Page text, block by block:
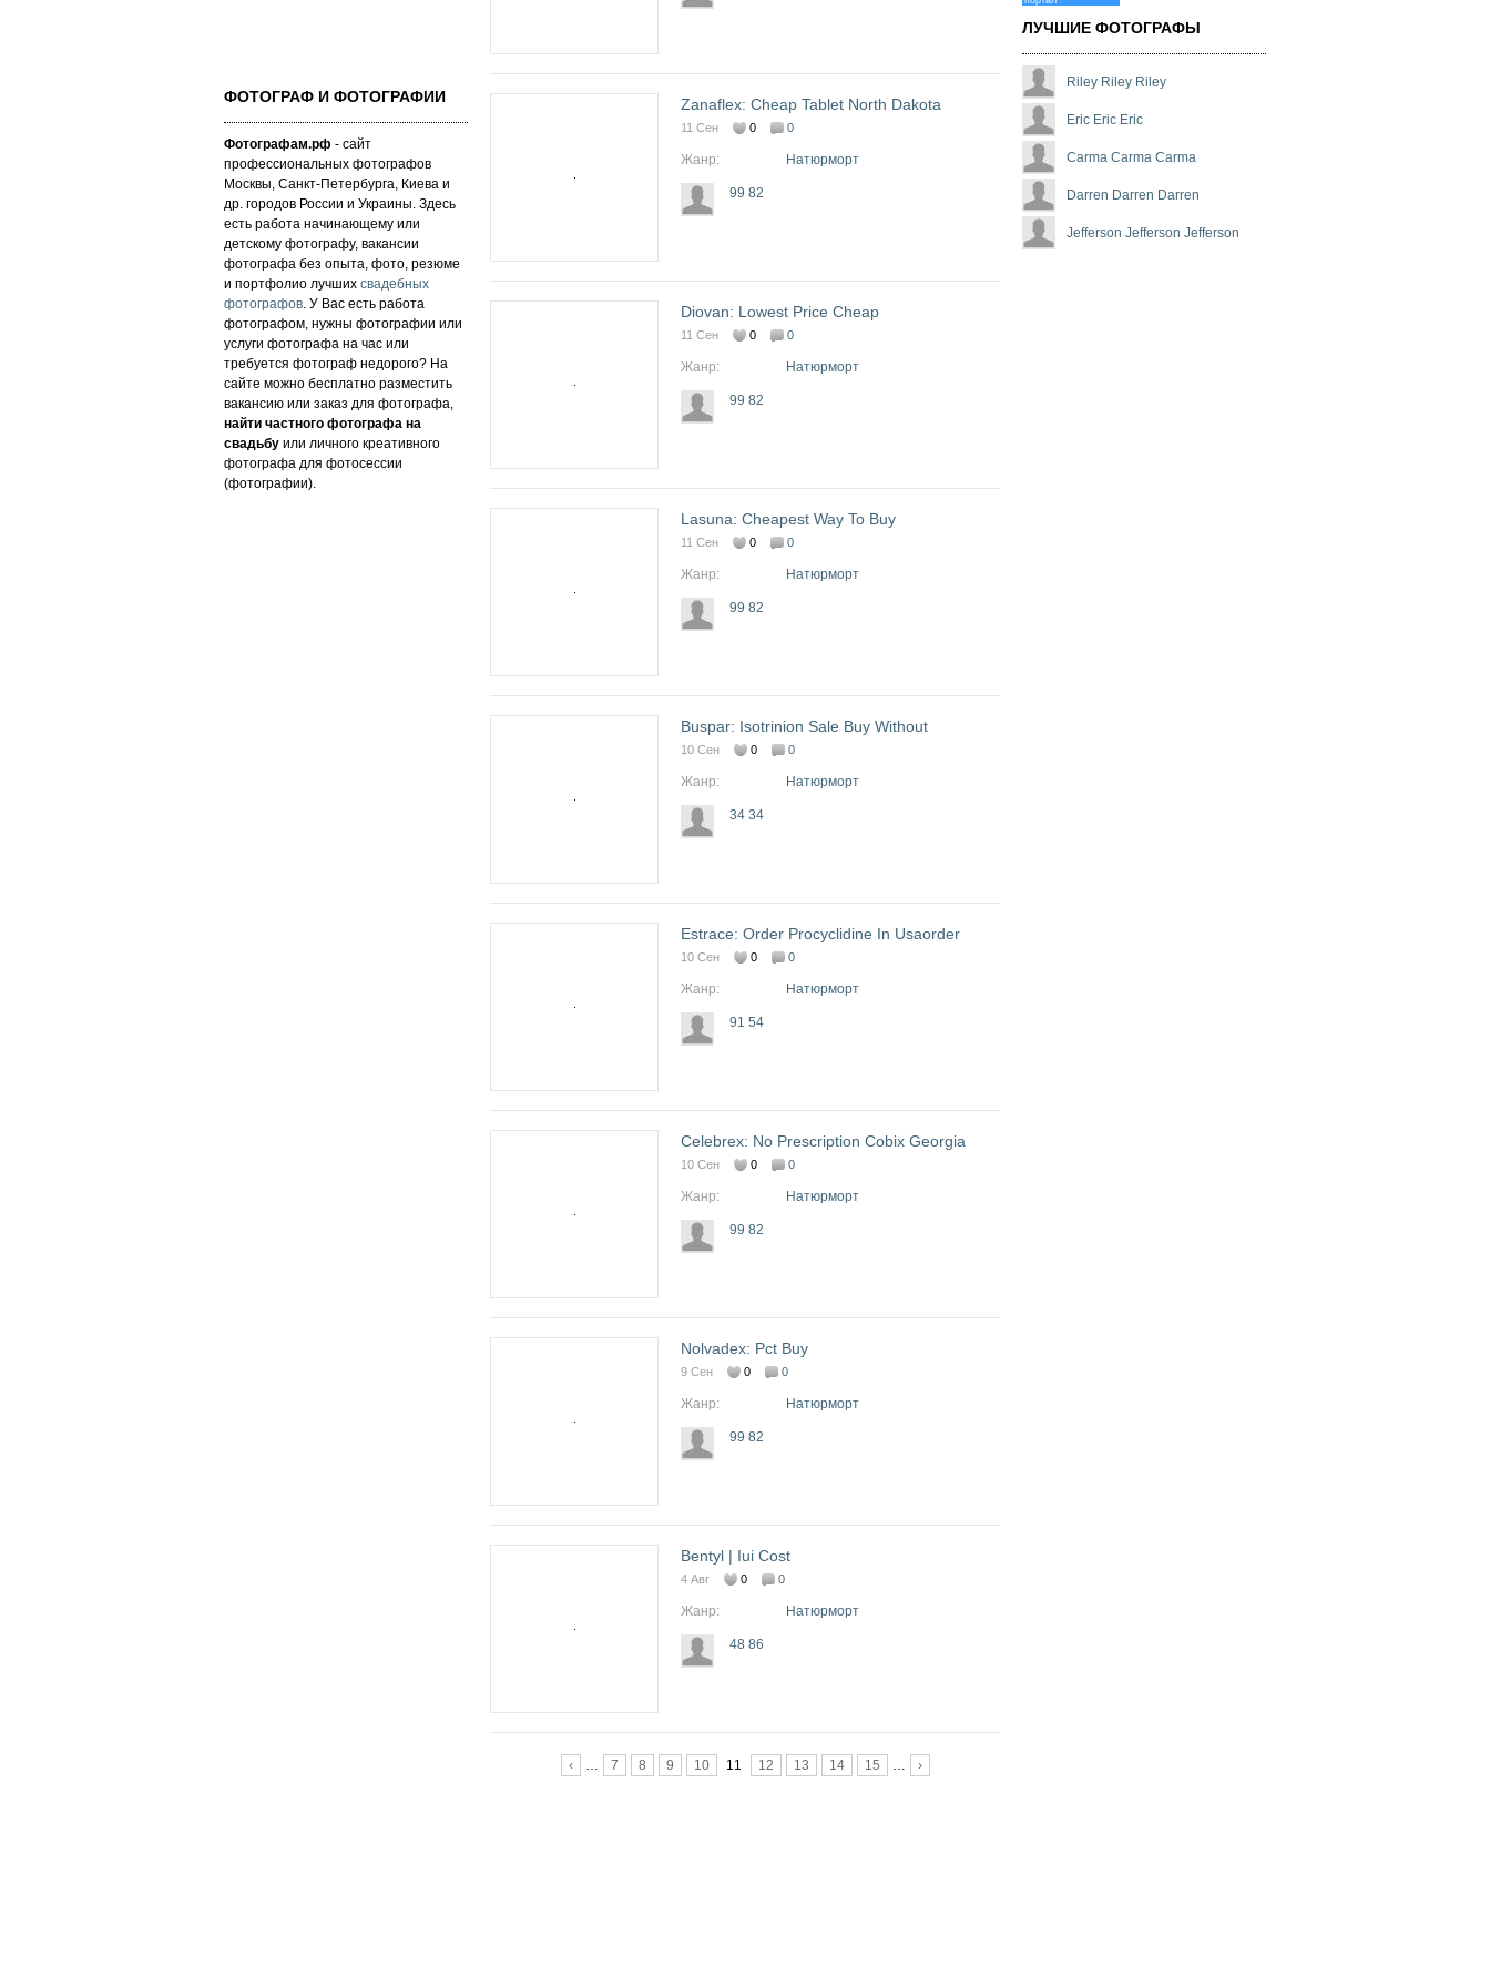
ФОТОГРАФ И ФОТОГРАФИИ
Фотографам.рф - сайт
профессиональных фотографов
Москвы, Санкт-Петербурга, Киева и
др. городов России и Украины. Здесь
есть работа начинающему или
детскому фотографу, вакансии
фотографа без опыта, фото, резюме
и портфолио лучших свадебных
фотографов. У Вас есть работа
фотографом, нужны фотографии или
услуги фотографа на час или
требуется фотограф недорого? На
сайте можно бесплатно разместить
вакансию или заказ для фотографа,
найти частного фотографа на
свадьбу или личного креативного
фотографа для фотосессии
(фотографии).
Zanaflex: Cheap Tablet North Dakota
11 Сен 0 0
Жанр: Натюрморт
99 82
Diovan: Lowest Price Cheap
11 Сен 0 0
Жанр: Натюрморт
99 82
Lasuna: Cheapest Way To Buy
11 Сен 0 0
Жанр: Натюрморт
99 82
Buspar: Isotrinion Sale Buy Without
10 Сен 0 0
Жанр: Натюрморт
34 34
Estrace: Order Procyclidine In Usaorder
10 Сен 0 0
Жанр: Натюрморт
91 54
Celebrex: No Prescription Cobix Georgia
10 Сен 0 0
Жанр: Натюрморт
99 82
Nolvadex: Pct Buy
9 Сен 0 0
Жанр: Натюрморт
99 82
Bentyl | Iui Cost
4 Авг 0 0
Жанр: Натюрморт
48 86
‹ … 7 8 9 10 11 12 13 14 15 … ›
ЛУЧШИЕ ФОТОГРАФЫ
Riley Riley Riley
Eric Eric Eric
Carma Carma Carma
Darren Darren Darren
Jefferson Jefferson Jefferson